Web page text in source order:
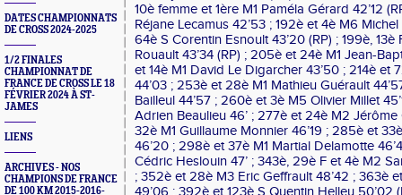
DATES CHAMPIONNATS
DE CROSS 2024-2025
1/2 FINALES
CHAMPIONNAT DE
FRANCE DE CROSS LE 18
FÉVRIER 2024 À ST-
JAMES
LIENS
ARCHIVES - NOS
CHAMPIONS DE FRANCE
DE 100 KM 2015-2016-
10è femme et 1ère M1 Paméla Gérard 42’12
Réjane Lecamus 42’53 ; 192è et 4è M6 Michel
64è S Corentin Esnoult 43’20 (RP) ; 199è, 13è
Rouault 43’34 (RP) ; 205è et 24è M1 Jean-
et 14è M1 David Le Digarcher 43’50 ; 214è et
44’03 ; 253è et 28è M1 Mathieu Guérault
Bailleul 44’57 ; 260è et 3è M5 Olivier Millet
Adrien Beaulieu 46’ ; 277è et 24è M2
32è M1 Guillaume Monnier 46’19 ; 285è et
46’20 ; 298è et 37è M1 Martial Delamotte
Cédric Heslouin 47’ ; 343è, 29è F et 4è M2
; 352è et 28è M3 Eric Geffrault 48’42 ; 363è
49’06 ; 392è et 123è S Quentin Helleu 50’02